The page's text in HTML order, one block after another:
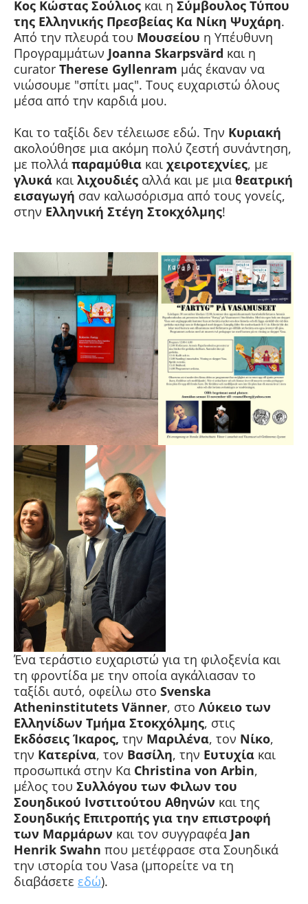
Κος Κώστας Σούλιος και η Σύμβουλος Τύπου
της Ελληνικής Πρεσβείας Κα Νίκη Ψυχάρη.
Από την πλευρά του Μουσείου η Υπέυθυνη
Προγραμμάτων Joanna Skarpsvärd και η
curator Therese Gyllenram μάς έκαναν να
νιώσουμε "σπίτι μας". Τους ευχαριστώ όλους
μέσα από την καρδιά μου.
Και το ταξίδι δεν τέλειωσε εδώ. Την Κυριακή
ακολούθησε μια ακόμη πολύ ζεστή συνάντηση,
με πολλά παραμύθια και χειροτεχνίες, με
γλυκά και λιχουδιές αλλά και με μια θεατρική
εισαγωγή σαν καλωσόρισμα από τους γονείς,
στην Ελληνική Στέγη Στοκχόλμης!
Ένα τεράστιο ευχαριστώ για τη φιλοξενία και
τη φροντίδα με την οποία αγκάλιασαν το
ταξίδι αυτό, οφείλω στο Svenska
Atheninstitutets Vänner, στο Λύκειο των
Ελληνίδων Τμήμα Στοκχόλμης, στις
Εκδόσεις Ίκαρος, την Μαριλένα, τον Νίκο,
την Κατερίνα, τον Βασίλη, την Ευτυχία και
προσωπικά στην Κα Christina von Arbin,
μέλος του Συλλόγου των Φιλων του
Σουηδικού Ινστιτούτου Αθηνών και της
Σουηδικής Επιτροπής για την επιστροφή
των Μαρμάρων και τον συγγραφέα Jan
Henrik Swahn που μετέφρασε στα Σουηδικά
την ιστορία του Vasa (μπορείτε να τη
διαβάσετε εδώ).